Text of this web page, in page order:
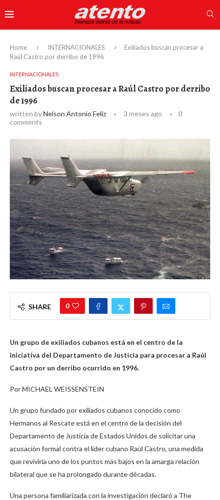
Home INTERNACIONALES
Exiliados buscan procesar a
Raúl Castro por derribo de 1996
INTERNACIONALES
Exiliados buscan procesar a Raúl Castro por derribo
de 1996
written byNelson Antonio Feliz 3 meses ago
0
comments
SHARE 0
Un grupo de exiliados cubanos está en el centro de la
iniciativa del Departamento de Justicia para procesar a Raúl
Castro por un derribo ocurrido en 1996.
Por MICHAEL WEISSENSTEIN
Un grupo fundado por exiliados cubanos conocido como
Hermanos al Rescate está en el centro de la decisión del
Departamento de Justicia de Estados Unidos de solicitar una
acusación formal contra el líder cubano Raúl Castro, una medida
que reviviría uno de los puntos más bajos en la amarga relación
bilateral que se ha prolongado durante décadas.
Una persona familiarizada con la investigación declaró a The